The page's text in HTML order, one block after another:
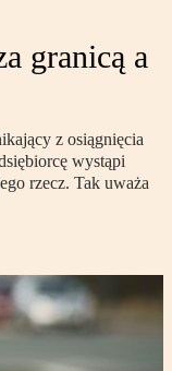
granicą a
z osiągnięcia
wystąpi
rzecz. Tak uważa